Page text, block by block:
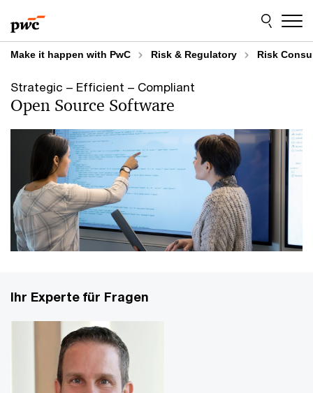
to
content
to
footer
Make it happen with PwC Risk & Regulatory Risk
Strategic – Efficient – Compliant
Open Source Software
Ihr Experte für Fragen